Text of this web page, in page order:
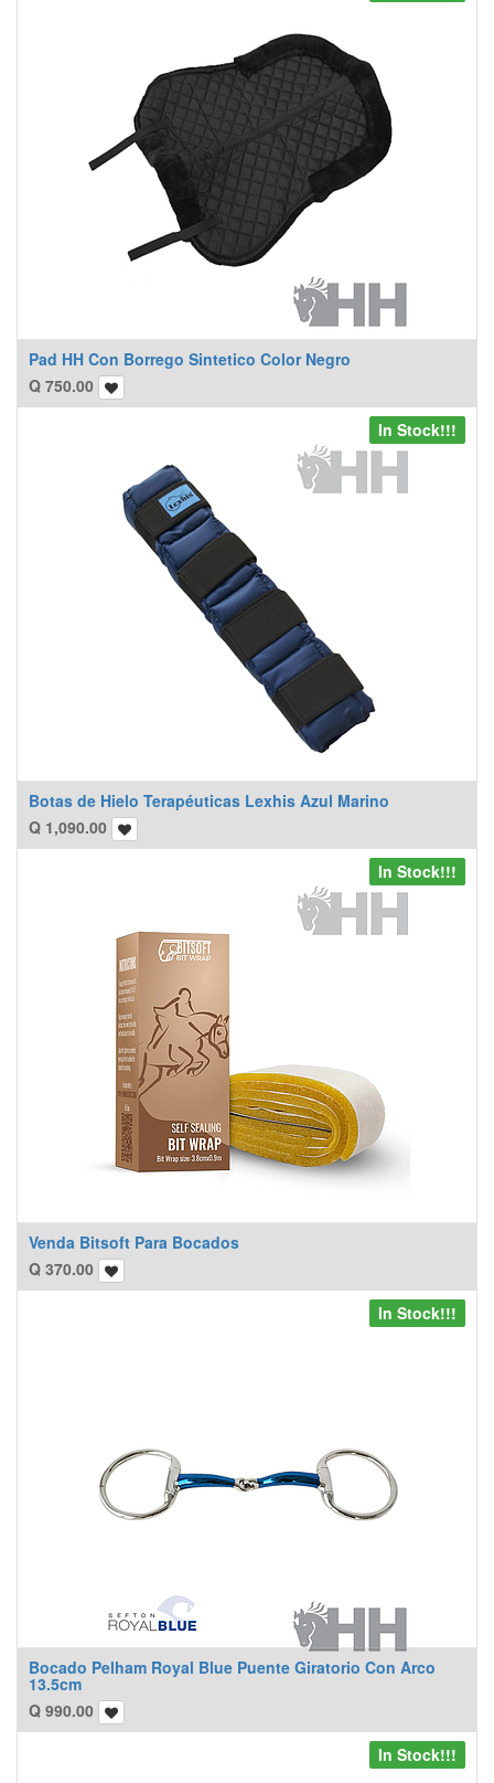
Pad HH Con Borrego Sintetico Color Negro
Q 750.00
Botas de Hielo Terapéuticas Lexhis Azul Marino
Q 1,090.00
In Stock!!!
Venda Bitsoft Para Bocados
Q 370.00
In Stock!!!
Bocado Pelham Royal Blue Puente Giratorio Con Arco
13.5cm
Q 990.00
In Stock!!!
In Stock!!!